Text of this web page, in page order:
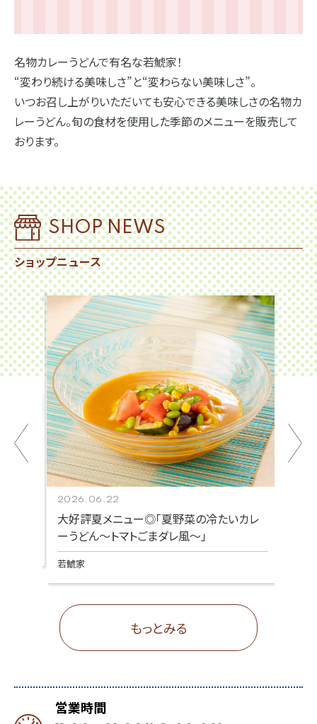
名物カレーうどんで有名な若鯱家！
“変わり続ける美味しさ”と“変わらない美味しさ”。
いつお召し上がりいただいても安心できる美味しさの名物カ
レーうどん。旬の食材を使用した季節のメニューを販売して
おります。
SHOP NEWS
ショップニュース
2026.06.22
大好評夏メニュー◎「夏野菜の冷たいカレ
ーうどん～トマトごまダレ風～」
若鯱家
もっとみる
営業時間